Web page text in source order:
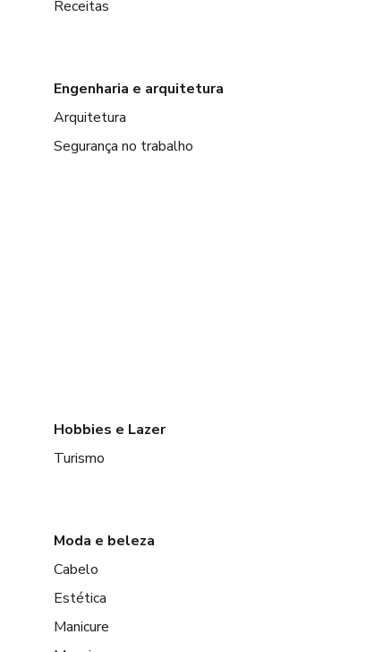
Receitas
Engenharia e arquitetura
Arquitetura
Segurança no trabalho
Hobbies e Lazer
Turismo
Moda e beleza
Cabelo
Estética
Manicure